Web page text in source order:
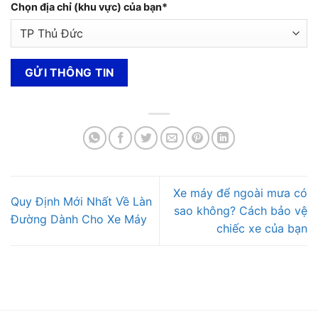
Chọn địa chỉ (khu vực) của bạn*
Quy Định Mới Nhất Về Làn
Đường Dành Cho Xe Máy
Xe máy để ngoài mưa có
sao không? Cách bảo vệ
chiếc xe của bạn